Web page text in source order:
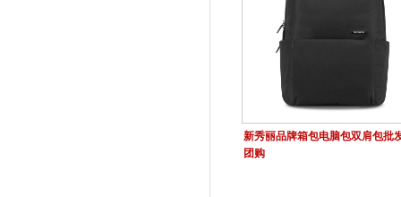
新秀丽品牌箱包电脑包双肩包批
团购